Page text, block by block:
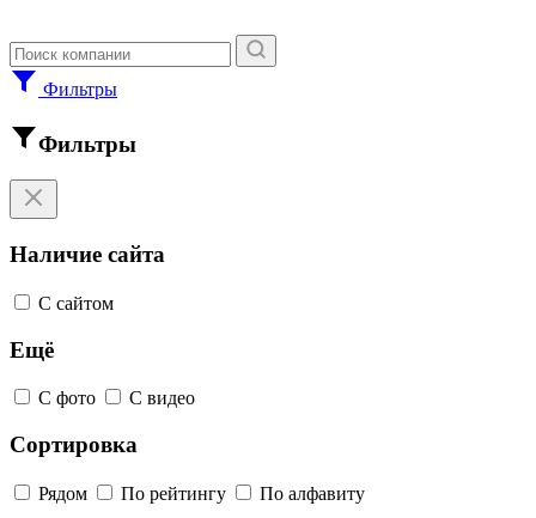
Фильтры
Фильтры
Наличие сайта
С сайтом
Ещё
С фото С видео
Сортировка
Рядом По рейтингу По алфавиту